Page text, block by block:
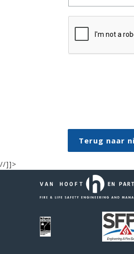
Terug naar
//]]>